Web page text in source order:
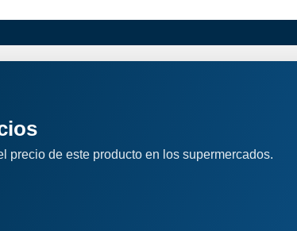
precio de este producto en los supermercados.